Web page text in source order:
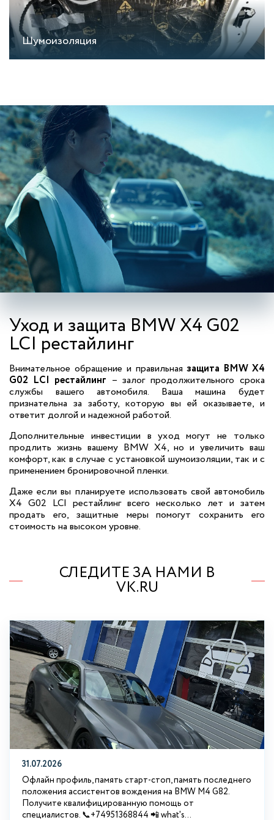
Шумоизоляция
Уход и защита BMW X4 G02
LCI рестайлинг
Внимательное обращение и правильнаязащита BMW X4
G02 LCI рестайлинг – залог продолжительного срока
службы вашего автомобиля. Ваша машина будет
признательна за заботу, которую вы ей оказываете, и
ответит долгой и надежной работой.
Дополнительные инвестиции в уход могут не только
продлить жизнь вашему BMW X4, но и увеличить ваш
комфорт, как в случае с установкой шумоизоляции, так и с
применением бронировочной пленки.
Даже если вы планируете использовать свой автомобиль
X4 G02 LCI рестайлинг всего несколько лет и затем
продать его, защитные меры помогут сохранить его
стоимость на высоком уровне.
СЛЕДИТЕ ЗА НАМИ В
VK.RU
31.07.2026
Офлайн профиль, память старт-стоп, память последнего
положения ассистентов вождения на BMW М4 G82.
Получите квалифицированную помощь от
специалистов. 📞+74951368844 📲 what's...